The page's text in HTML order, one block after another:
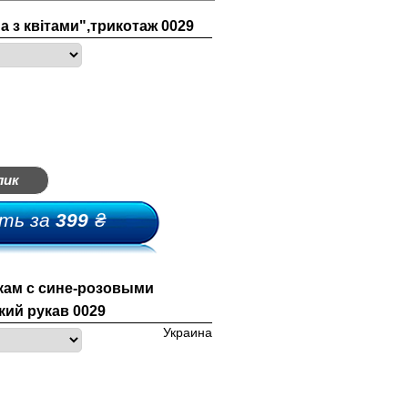
з квітами",трикотаж 0029
за399₴
с сине-розовыми
рукав 0029
Украина